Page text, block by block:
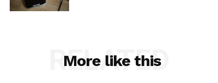
More like this
RELATED